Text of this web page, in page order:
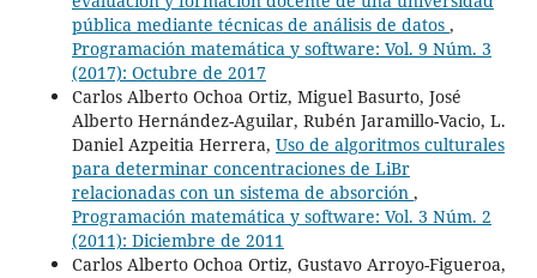
pública mediante técnicas de análisis de datos ,
Programación matemática y software: Vol. 9 Núm. 3
(2017): Octubre de 2017
Carlos Alberto Ochoa Ortiz, Miguel Basurto, José
Alberto Hernández-Aguilar, Rubén Jaramillo-Vacio, L.
Daniel Azpeitia Herrera, Uso de algoritmos culturales
para determinar concentraciones de LiBr
relacionadas con un sistema de absorción ,
Programación matemática y software: Vol. 3 Núm. 2
(2011): Diciembre de 2011
Carlos Alberto Ochoa Ortiz, Gustavo Arroyo-Figueroa,